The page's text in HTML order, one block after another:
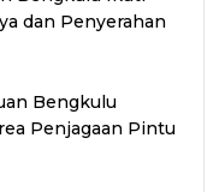
dan Penyerahan
Bengkulu
Penjagaan Pintu